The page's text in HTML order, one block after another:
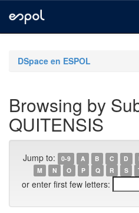
navigationDSpace en ESPOL
Browsing by
QUITENSIS
Jump to: 0-9 A B C D
M
N O P Q R S
or enter first few letters: